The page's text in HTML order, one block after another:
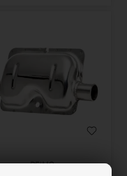
REIMO